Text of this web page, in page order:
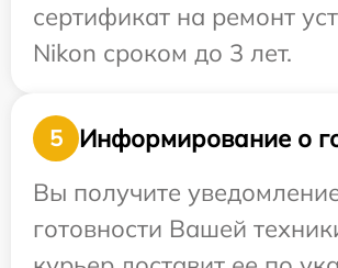
сертификат на ремонт
Nikon сроком до 3 лет.
5
Информирование о
Вы получите
готовности Вашей